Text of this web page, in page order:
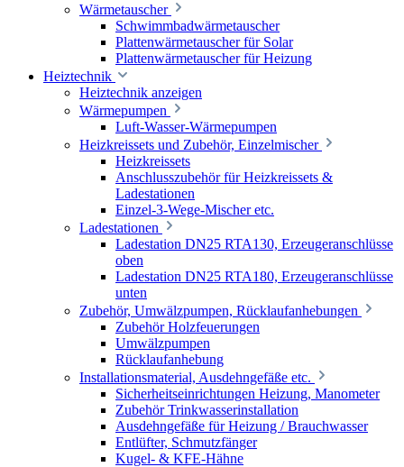
Wärmetauscher
Schwimmbadwärmetauscher
Plattenwärmetauscher für Solar
Plattenwärmetauscher für Heizung
Heiztechnik
Heiztechnik anzeigen
Wärmepumpen
Luft-Wasser-Wärmepumpen
Heizkreissets und Zubehör, Einzelmischer
Heizkreissets
Anschlusszubehör für Heizkreissets &
Ladestationen
Einzel-3-Wege-Mischer etc.
Ladestationen
Ladestation DN25 RTA130, Erzeugeranschlüsse
oben
Ladestation DN25 RTA180, Erzeugeranschlüsse
unten
Zubehör, Umwälzpumpen, Rücklaufanhebungen
Zubehör Holzfeuerungen
Umwälzpumpen
Rücklaufanhebung
Installationsmaterial, Ausdehngefäße etc.
Sicherheitseinrichtungen Heizung, Manometer
Zubehör Trinkwasserinstallation
Ausdehngefäße für Heizung / Brauchwasser
Entlüfter, Schmutzfänger
Kugel- & KFE-Hähne